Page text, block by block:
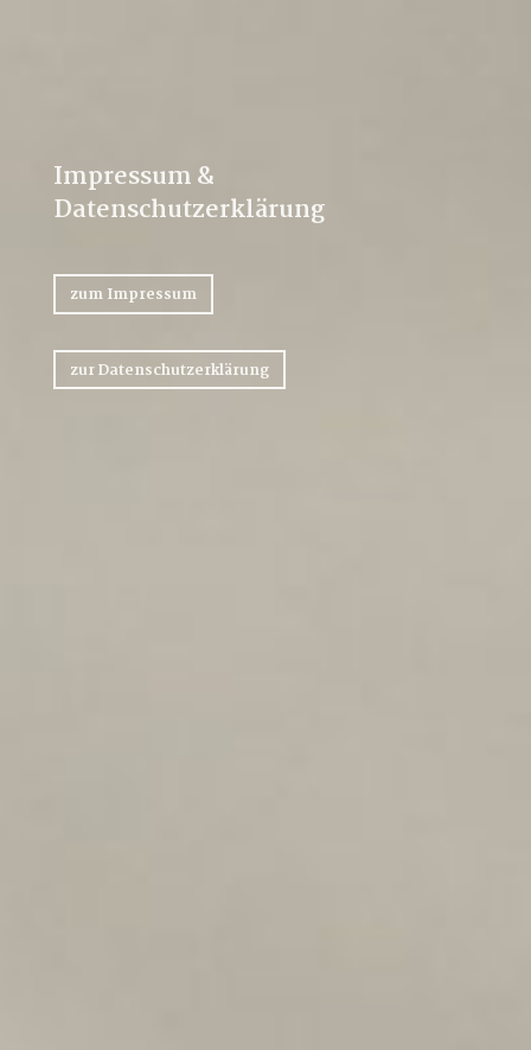
Impressum &
Datenschutzerklärung
zum Impressum
zur Datenschutzerklärung